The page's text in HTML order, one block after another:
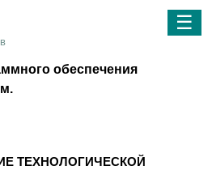
☰
обеспечения
ТЕХНОЛОГИЧЕСКОЙ